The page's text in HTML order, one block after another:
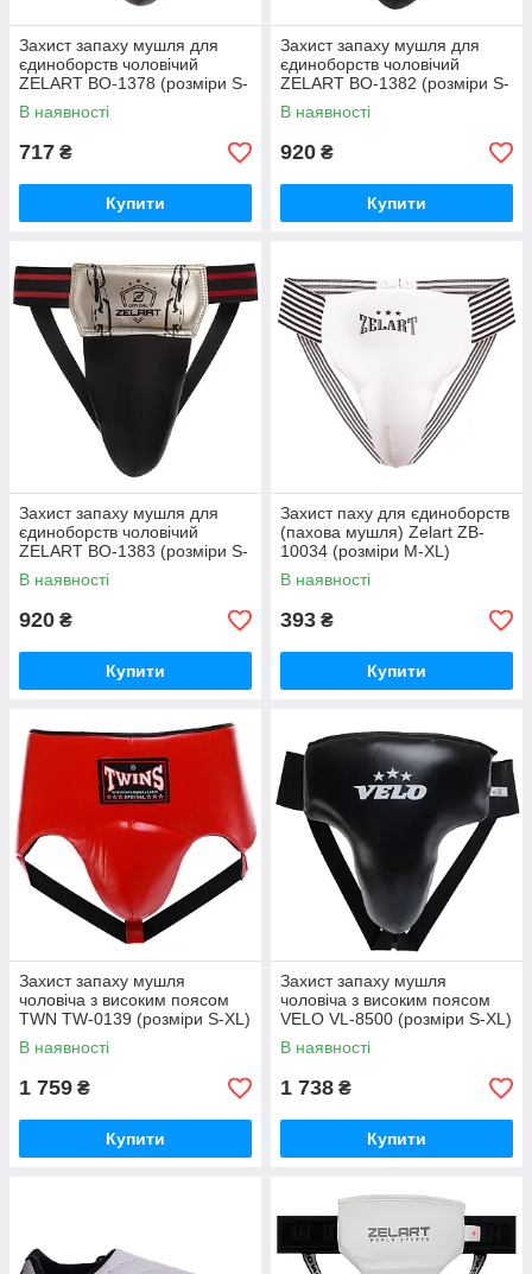
Захист запаху мушля для
єдиноборств чоловічий
ZELART BO-1378 (розміри S-
L)
В наявності
717 ₴
Купити
Захист запаху мушля для
єдиноборств чоловічий
ZELART BO-1382 (розміри S-
L)
В наявності
920 ₴
Купити
Захист запаху мушля для
єдиноборств чоловічий
ZELART BO-1383 (розміри S-
L)
В наявності
920 ₴
Купити
Захист паху для єдиноборств
(пахова мушля) Zelart ZB-
10034 (розміри М-XL)
В наявності
393 ₴
Купити
Захист запаху мушля
чоловіча з високим поясом
TWN TW-0139 (розміри S-XL)
В наявності
1 759 ₴
Купити
Захист запаху мушля
чоловіча з високим поясом
VELO VL-8500 (розміри S-XL)
В наявності
1 738 ₴
Купити